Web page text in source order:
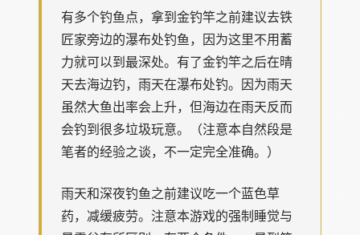
有多个钓鱼点，拿到金钓竿之前建议去铁
匠家旁边的瀑布处钓鱼，因为这里不用蓄
力就可以到最深处。有了金钓竿之后在晴
天去海边钓，雨天在瀑布处钓。因为雨天
虽然大鱼出率会上升，但海边在雨天反而
会钓到很多垃圾玩意。（注意本自然段是
笔者的经验之谈，不一定完全准确。）
雨天和深夜钓鱼之前建议吃一个蓝色草
药，减缓疲劳。注意本游戏的强制睡觉与